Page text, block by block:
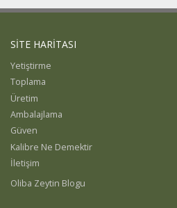
SİTE HARİTASI
Yetiştirme
Toplama
Üretim
Ambalajlama
Güven
Kalibre Ne Demektir
İletişim
Oliba Zeytin Blogu